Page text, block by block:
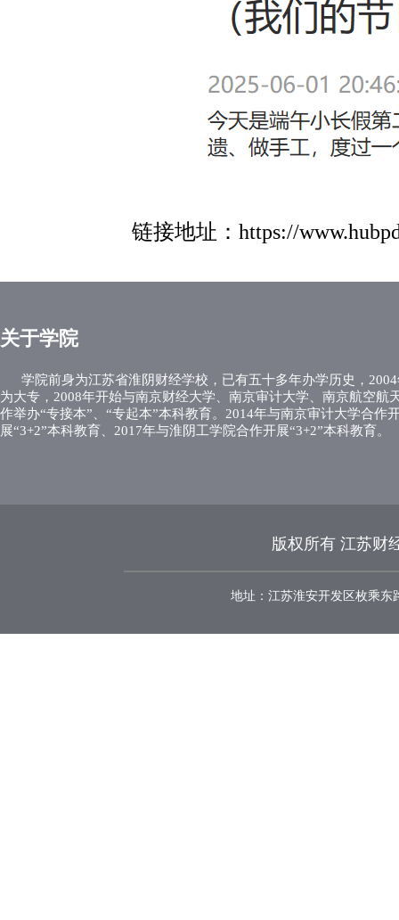
链接地址： https://
关于学院
学院前身为江苏省淮阴财经学校，已有五十多年办学历史，
为大专，2008年开始与南京财经大学、南京审计大学、南京航空航
作举办“专接本”、“专起本”本科教育。2014年与南京审计大学合作
展“3+2”本科教育、2017年与淮阴工学院合作开展“3+2”本科教育。
版权所有 江苏财
地址：江苏淮安开发区枚乘东